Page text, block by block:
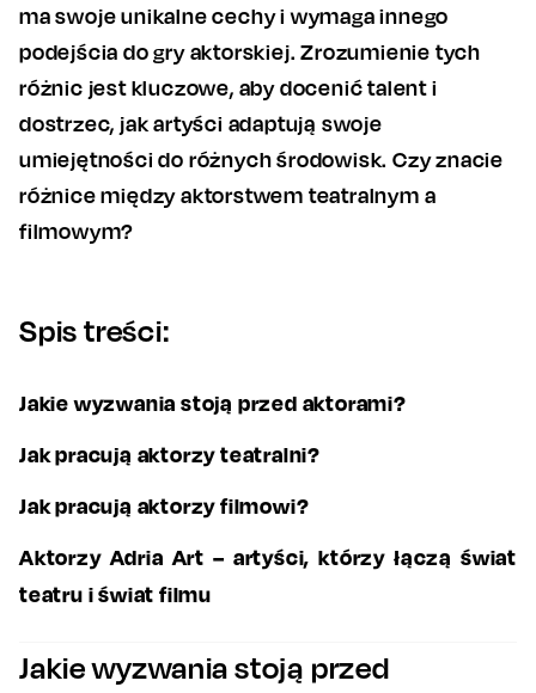
ma swoje unikalne cechy i wymaga innego
podejścia do gry aktorskiej. Zrozumienie tych
różnic jest kluczowe, aby docenić talent i
dostrzec, jak artyści adaptują swoje
umiejętności do różnych środowisk. Czy znacie
różnice między aktorstwem teatralnym a
filmowym?
Spis treści:
Jakie wyzwania stoją przed aktorami?
Jak pracują aktorzy teatralni?
Jak pracują aktorzy filmowi?
Aktorzy Adria Art – artyści, którzy łączą świat
teatru i świat filmu
Jakie wyzwania stoją przed